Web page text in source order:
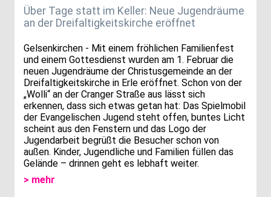
Über Tage statt im Keller: Neue Jugendräume
an der Dreifaltigkeitskirche eröffnet
Gelsenkirchen - Mit einem fröhlichen Familienfest
und einem Gottesdienst wurden am 1. Februar die
neuen Jugendräume der Christusgemeinde an der
Dreifaltigkeitskirche in Erle eröffnet. Schon von der
„Wolli“ an der Cranger Straße aus lässt sich
erkennen, dass sich etwas getan hat: Das Spielmobil
der Evangelischen Jugend steht offen, buntes Licht
scheint aus den Fenstern und das Logo der
Jugendarbeit begrüßt die Besucher schon von
außen. Kinder, Jugendliche und Familien füllen das
Gelände – drinnen geht es lebhaft weiter.
> mehr